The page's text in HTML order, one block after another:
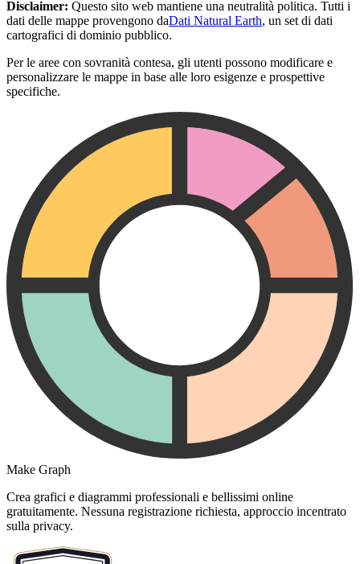
Disclaimer: Questo sito web mantiene una neutralità politica. Tutti i
dati delle mappe provengono daDati Natural Earth, un set di dati
cartografici di dominio pubblico.
Per le aree con sovranità contesa, gli utenti possono modificare e
personalizzare le mappe in base alle loro esigenze e prospettive
specifiche.
Make Graph
Crea grafici e diagrammi professionali e bellissimi online
gratuitamente. Nessuna registrazione richiesta, approccio incentrato
sulla privacy.